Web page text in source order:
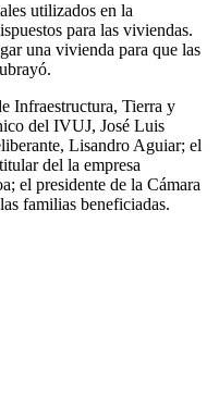
utilizados en la
para las viviendas.
una vivienda para que las
Infraestructura, Tierra y
del IVUJ, José Luis
Lisandro Aguiar; el
del la empresa
el presidente de la Cámara
familias beneficiadas.